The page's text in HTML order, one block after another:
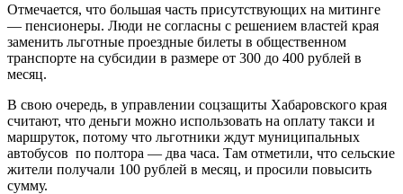
Отмечается, что большая часть присутствующих на митинге
— пенсионеры. Люди не согласны с решением властей края
заменить льготные проездные билеты в общественном
транспорте на субсидии в размере от 300 до 400 рублей в
месяц.
В свою очередь, в управлении соцзащиты Хабаровского края
считают, что деньги можно использовать на оплату такси и
маршруток, потому что льготники ждут муниципальных
автобусов по полтора — два часа. Там отметили, что сельские
жители получали 100 рублей в месяц, и просили повысить
сумму.